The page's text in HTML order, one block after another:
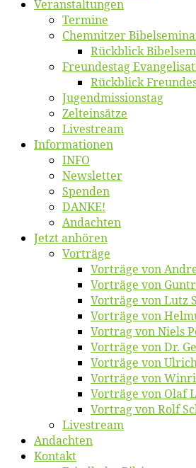
Ver­an­stal­tun­gen
Ter­mi­ne
Chemnit­zer
Rück­blick
Freun­des­tag
Rück­blick
Jugend­mis­sions­tag
Zelt­ein­sät­ze
Live­stream
Informatio­nen
INFO
News­let­ter
Spen­den
DANKE!
An­dach­ten
Jetzt an­hö­ren
Vor­trä­ge
Vor­trä­ge von
Vor­trä­ge von
Vor­trä­ge von Lutz
Vor­trä­ge von
Vor­trag von Niels
Vor­trä­ge von Dr.
Vor­trä­ge von
Vor­trä­ge von
Vor­trä­ge von Olaf
Vor­trag von Rolf
Live­stream
An­dach­ten
Kon­takt